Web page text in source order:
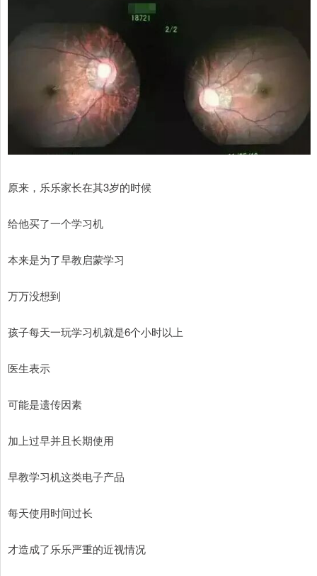
原来，乐乐家长在其3岁的时候
给他买了一个学习机
本来是为了早教启蒙学习
万万没想到
孩子每天一玩学习机就是6个小时以上
医生表示
可能是遗传因素
加上过早并且长期使用
早教学习机这类电子产品
每天使用时间过长
才造成了乐乐严重的近视情况